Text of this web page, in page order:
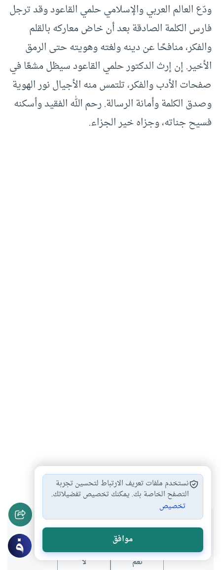
ودّع العالم العربي والإسلامي حلمي القاعود وقد ترجل
فارس الكلمة الصادقة بعد أن خاض معاركه بالقلم
والفكر، منافحًا عن دينه ولغته وهويته حتى الرمق
الأخير. إن إرث الدكتور حلمي القاعود سيظل مشعًا في
صفحات الأدب والفكر، تلتمس منه الأجيال نور الهوية
وصدق الكلمة وأمانة الرسالة. رحم الله الفقيد وأسكنه
فسيح جناته، وجزاه خير الجزاء.
مفكرون شخصيات أدب
هل انتفعت بهذا المحتوى؟
نعم لا
نستخدم ملفات تعريف الارتباط لتحسين تجربة
التصفح الخاصة بك. يمكنك تخصيص تفضيلاتك.
تخصيص
موافق